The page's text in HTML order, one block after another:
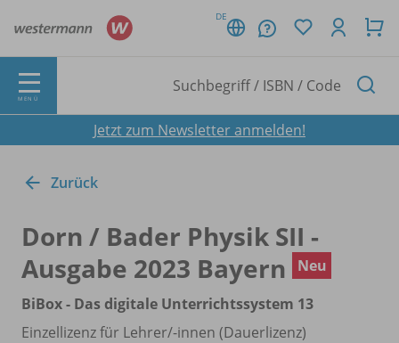
DE
MENÜ
Jetzt zum Newsletter anmelden!
Zurück
Dorn / Bader Physik SII -
Ausgabe 2023 Bayern
Neu
BiBox - Das digitale Unterrichtssystem 13
Einzellizenz für Lehrer/-innen (Dauerlizenz)